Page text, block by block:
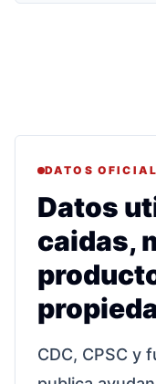
DATOS
Datos
caidas,
CDC, CPSC y